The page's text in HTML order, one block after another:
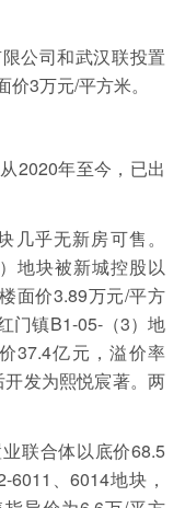
公司和武汉联投置
3万元/平方米。
2020年至今，已出
几乎无新房可售。
地块被新城控股以
面价3.89万元/平方
门镇B1-05-（3）地
37.4亿元，溢价率
发为熙悦宸著。两
联合体以底价68.5
、6014地块，